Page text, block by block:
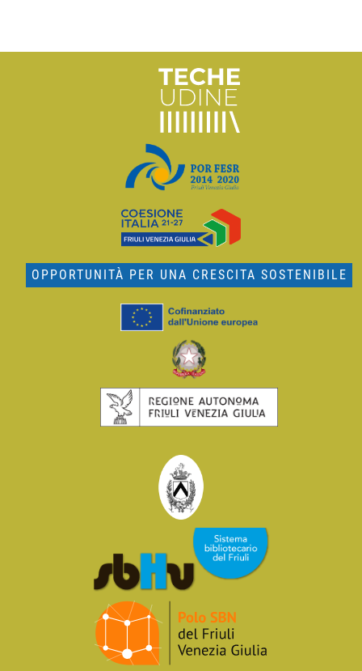
OPPORTUNITÀ PER UNA CRESCITA SOSTENIBILE